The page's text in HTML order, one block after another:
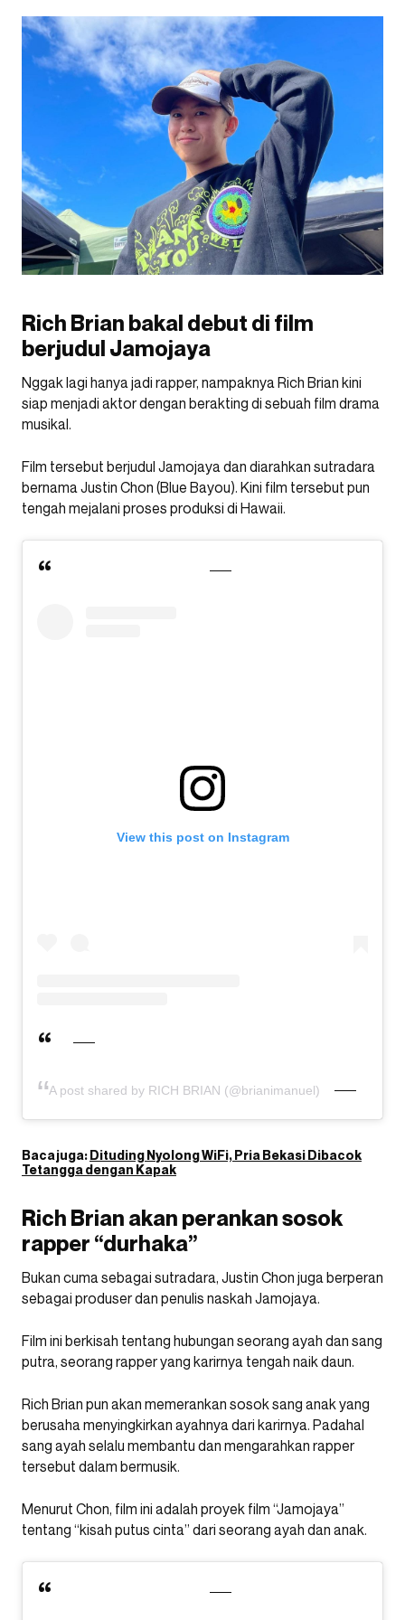
Rich Brian bakal debut di film
berjudul Jamojaya
Nggak lagi hanya jadi rapper, nampaknya Rich Brian kini
siap menjadi aktor dengan berakting di sebuah film drama
musikal.
Film tersebut berjudul Jamojaya dan diarahkan sutradara
bernama Justin Chon (Blue Bayou). Kini film tersebut pun
tengah mejalani proses produksi di Hawaii.
View this post on Instagram
A post shared by RICH BRIAN (@brianimanuel)
Baca juga:Dituding Nyolong WiFi, Pria Bekasi Dibacok
Tetangga dengan Kapak
Rich Brian akan perankan sosok
rapper “durhaka”
Bukan cuma sebagai sutradara, Justin Chon juga berperan
sebagai produser dan penulis naskah Jamojaya.
Film ini berkisah tentang hubungan seorang ayah dan sang
putra, seorang rapper yang karirnya tengah naik daun.
Rich Brian pun akan memerankan sosok sang anak yang
berusaha menyingkirkan ayahnya dari karirnya. Padahal
sang ayah selalu membantu dan mengarahkan rapper
tersebut dalam bermusik.
Menurut Chon, film ini adalah proyek film “Jamojaya”
tentang “kisah putus cinta” dari seorang ayah dan anak.